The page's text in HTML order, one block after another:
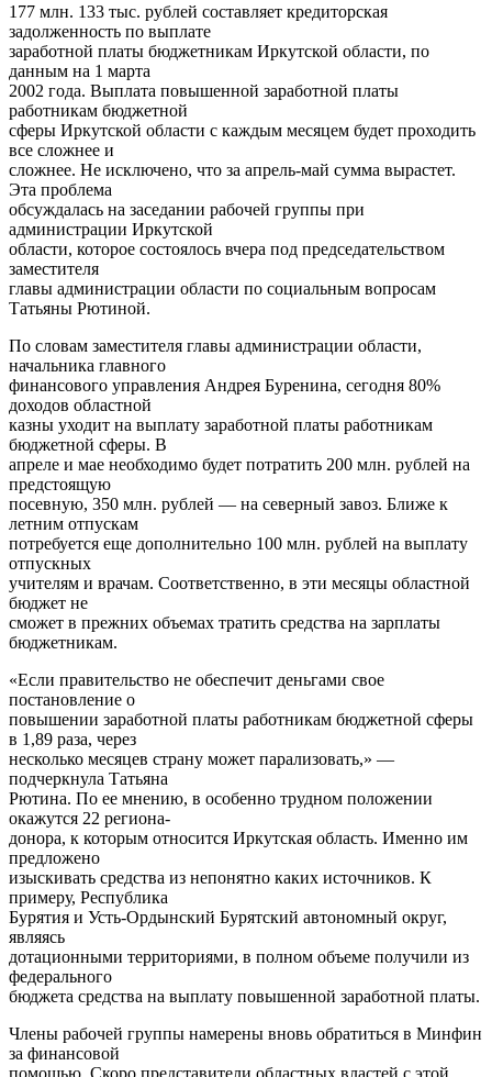
177 млн. 133 тыс. рублей составляет кредиторская
задолженность по выплате
заработной платы бюджетникам Иркутской области, по
данным на 1 марта
2002 года. Выплата повышенной заработной платы
работникам бюджетной
сферы Иркутской области с каждым месяцем будет проходить
все сложнее и
сложнее. Не исключено, что за апрель-май сумма вырастет.
Эта проблема
обсуждалась на заседании рабочей группы при
администрации Иркутской
области, которое состоялось вчера под председательством
заместителя
главы администрации области по социальным вопросам
Татьяны Рютиной.
По словам заместителя главы администрации области,
начальника главного
финансового управления Андрея Буренина, сегодня 80%
доходов областной
казны уходит на выплату заработной платы работникам
бюджетной сферы. В
апреле и мае необходимо будет потратить 200 млн. рублей на
предстоящую
посевную, 350 млн. рублей — на северный завоз. Ближе к
летним отпускам
потребуется еще дополнительно 100 млн. рублей на выплату
отпускных
учителям и врачам. Соответственно, в эти месяцы областной
бюджет не
сможет в прежних объемах тратить средства на зарплаты
бюджетникам.
«Если правительство не обеспечит деньгами свое
постановление о
повышении заработной платы работникам бюджетной сферы
в 1,89 раза, через
несколько месяцев страну может парализовать,» —
подчеркнула Татьяна
Рютина. По ее мнению, в особенно трудном положении
окажутся 22 региона-
донора, к которым относится Иркутская область. Именно им
предложено
изыскивать средства из непонятно каких источников. К
примеру, Республика
Бурятия и Усть-Ордынский Бурятский автономный округ,
являясь
дотационными территориями, в полном объеме получили из
федерального
бюджета средства на выплату повышенной заработной платы.
Члены рабочей группы намерены вновь обратиться в Минфин
за финансовой
помощью. Скоро представители областных властей с этой